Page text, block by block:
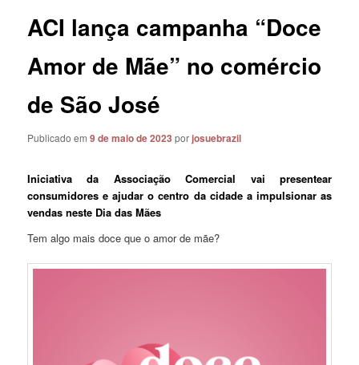
ACI lança campanha “Doce
Amor de Mãe” no comércio
de São José
Publicado em9 de maio de 2023 porjosuebrazil
Iniciativa da Associação Comercial vai presentear
consumidores e ajudar o centro da cidade a impulsionar as
vendas neste Dia das Mães
Tem algo mais doce que o amor de mãe?